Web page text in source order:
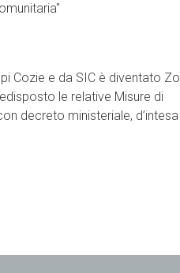
Cozie e da SIC è diventato
le relative Misure di
decreto ministeriale,